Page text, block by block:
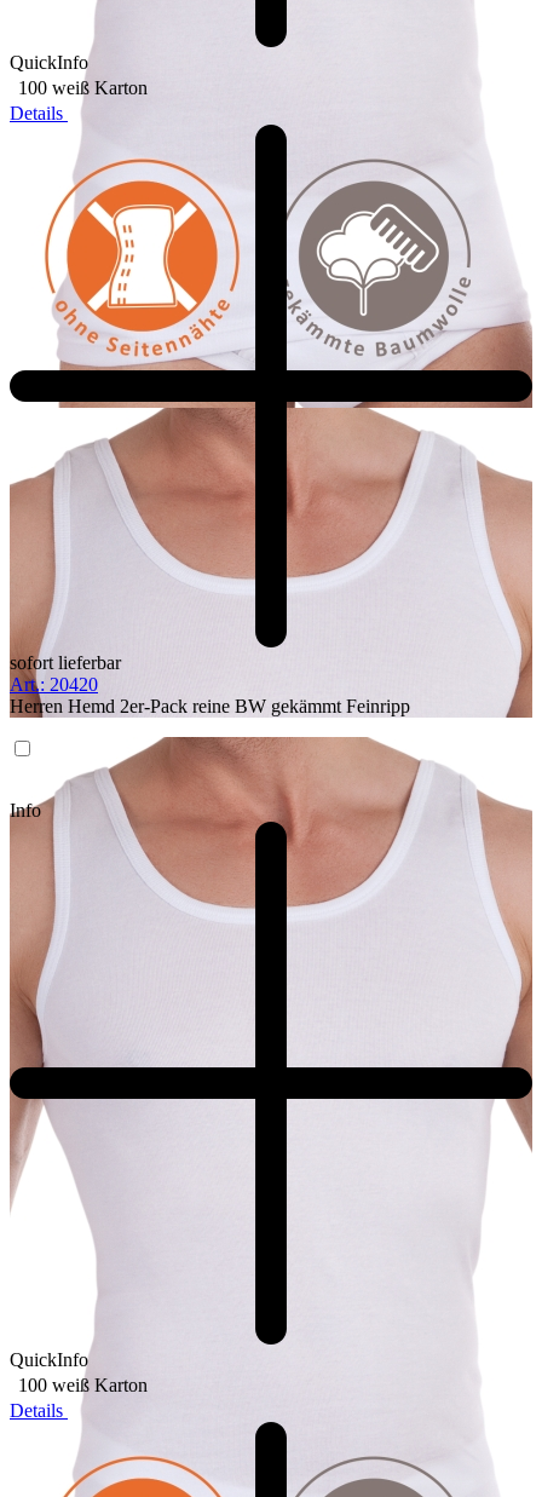
QuickInfo
100 weiß Karton
Details
sofort lieferbar
Art.: 20420
Herren Hemd 2er-Pack reine BW gekämmt Feinripp
Info
QuickInfo
100 weiß Karton
Details